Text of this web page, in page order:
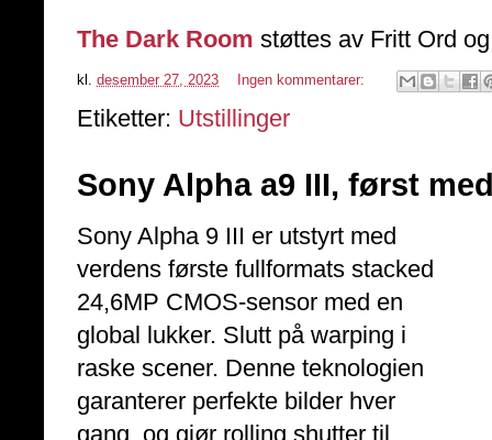
The Dark Room støttes av Fritt Ord
kl. desember 27, 2023 Ingen kommentarer:
Etiketter: Utstillinger
Sony Alpha a9 III, først
Sony Alpha 9 III er utstyrt med
verdens første fullformats stacked
24,6MP CMOS-sensor med en
global lukker. Slutt på warping i
raske scener. Denne teknologien
garanterer perfekte bilder hver
gang, og gjør rolling shutter til